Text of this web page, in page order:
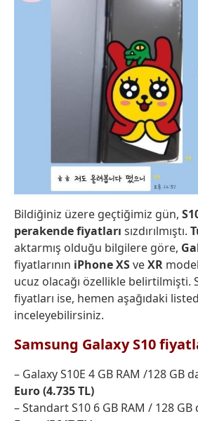
Bildiğiniz üzere geçtiğimiz gün,
perakende fiyatları sızdırılmıştı.
aktarmış olduğu bilgilere göre,
fiyatlarının iPhone XSveXR
ucuz olacağı özellikle belirtilmişti.
fiyatları ise, hemen aşağıdaki
inceleyebilirsiniz.
Samsung Galaxy S10
– Galaxy S10E 4 GB RAM /128 GB
Euro (4.735 TL)
– Standart S10 6 GB RAM / 128 GB